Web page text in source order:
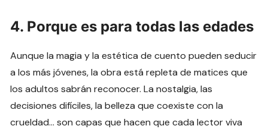
4. Porque es para todas las edades
Aunque la magia y la estética de cuento pueden seducir
a los más jóvenes, la obra está repleta de matices que
los adultos sabrán reconocer. La nostalgia, las
decisiones difíciles, la belleza que coexiste con la
crueldad… son capas que hacen que cada lector viva